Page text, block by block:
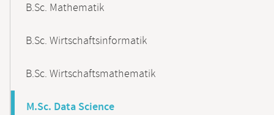
B.Sc. Mathematik
B.Sc. Wirtschaftsinformatik
B.Sc. Wirtschaftsmathematik
M.Sc. Data Science